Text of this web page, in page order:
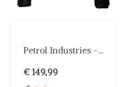
Petrol Industries -...
€ 149,99